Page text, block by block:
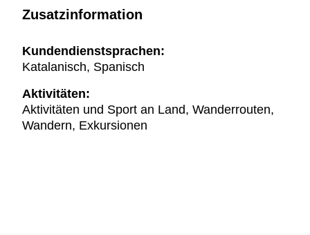
Zusatzinformation
Kundendienstsprachen:
Katalanisch, Spanisch
Aktivitäten:
Aktivitäten und Sport an Land, Wanderrouten,
Wandern, Exkursionen